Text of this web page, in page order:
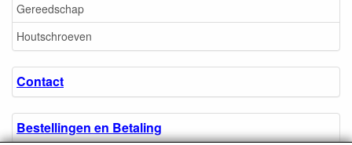
Gereedschap
Houtschroeven
Contact
Bestellingen en Betaling